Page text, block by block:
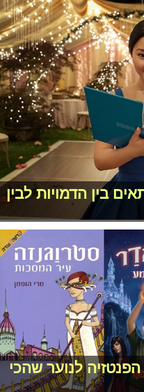
בין הדמויות לבין
לנוער שהכי